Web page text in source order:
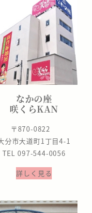
なかの座
咲くらKAN
〒870-0822
分市大道町1丁目4-1
TEL 097-544-0056
詳しく見る